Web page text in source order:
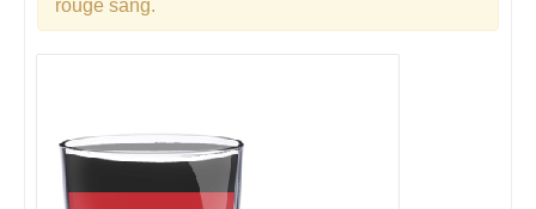
rouge sang.